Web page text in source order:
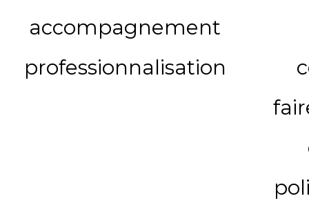
accompagnement
professionnalisation